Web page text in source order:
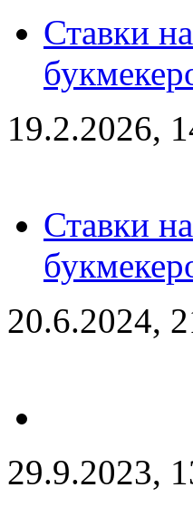
Ставки
19.2.2026,
Ставки
20.6.2024,
29.9.2023,